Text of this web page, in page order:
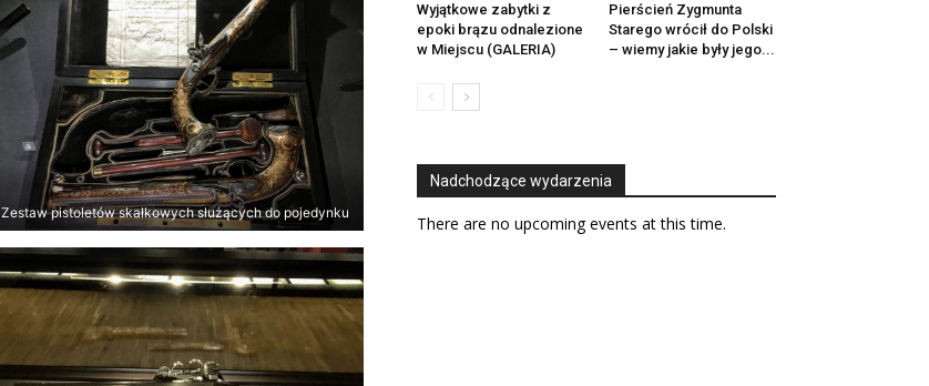
Zestaw pistoletów skałkowych służących do pojedynku
Wyjątkowe zabytki z
epoki brązu odnalezione
w Miejscu (GALERIA)
Pierścień Zygmunta
Starego wrócił do Polski
– wiemy jakie były jego...
Nadchodzące wydarzenia
There are no upcoming events at this time.